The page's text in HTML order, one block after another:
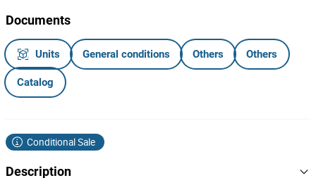
Documents
Units General conditions Others Others
Catalog
Conditional Sale
Description